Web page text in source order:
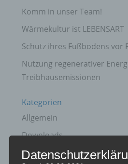
Komm in unser Team!
Wärmekultur ist LEBENSART
Schutz ihres Fußbodens vor
Nutzung regenerativer
Treibhausemissionen
Kategorien
Allgemein
Downloads
Partner